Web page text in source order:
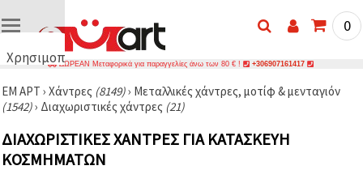
Χρησιμοποιούμε
🍪
Χρησιμοποιούμε
παρόμοιες
τεχνολογίες
για να
0
ΔΩΡΕΑΝ Μεταφορικά για παραγγελίες άνω των 80 € ! +306907161417
ΕΜ ΑΡΤ › Χάντρες (8149)› Μεταλλικές χάντρες, μοτίφ & μενταγιόν
(1542)› Διαχωριστικές χάντρες (21)
ΔΙΑΧΩΡΙΣΤΙΚΈΣ ΧΆΝΤΡΕΣ ΓΙΑ ΚΑΤΑΣΚΕΥΉ
ΚΟΣΜΗΜΆΤΩΝ